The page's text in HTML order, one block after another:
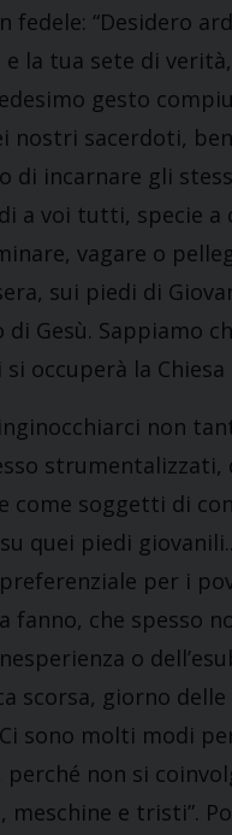
“Desidero
la tua sete di
gesto
nostri sacerdoti,
di incarnare gli
a voi tutti, specie
vagare o
sui piedi di
Gesù. Sappiamo
occuperà la Chiesa
non
come soggetti di
quei piedi
per i
fanno, che spesso
o
scorsa, giorno
sono molti modi
non si
e tristi”.